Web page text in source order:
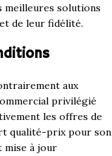
solutions
de leur fidélité.
aux
privilégié
les offres de
qualité-prix pour son
mise à jour